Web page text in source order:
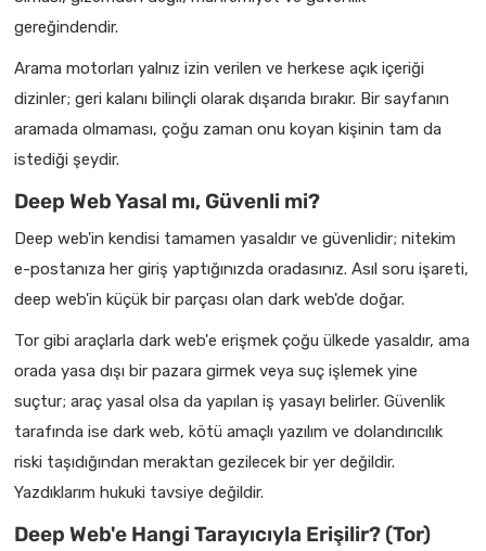
gereğindendir.
Arama motorları yalnız izin verilen ve herkese açık içeriği
dizinler; geri kalanı bilinçli olarak dışarıda bırakır. Bir sayfanın
aramada olmaması, çoğu zaman onu koyan kişinin tam da
istediği şeydir.
Deep Web Yasal mı, Güvenli mi?
Deep web'in kendisi tamamen yasaldır ve güvenlidir; nitekim
e-postanıza her giriş yaptığınızda oradasınız. Asıl soru işareti,
deep web'in küçük bir parçası olan dark web'de doğar.
Tor gibi araçlarla dark web'e erişmek çoğu ülkede yasaldır, ama
orada yasa dışı bir pazara girmek veya suç işlemek yine
suçtur; araç yasal olsa da yapılan iş yasayı belirler. Güvenlik
tarafında ise dark web, kötü amaçlı yazılım ve dolandırıcılık
riski taşıdığından meraktan gezilecek bir yer değildir.
Yazdıklarım hukuki tavsiye değildir.
Deep Web'e Hangi Tarayıcıyla Erişilir? (Tor)